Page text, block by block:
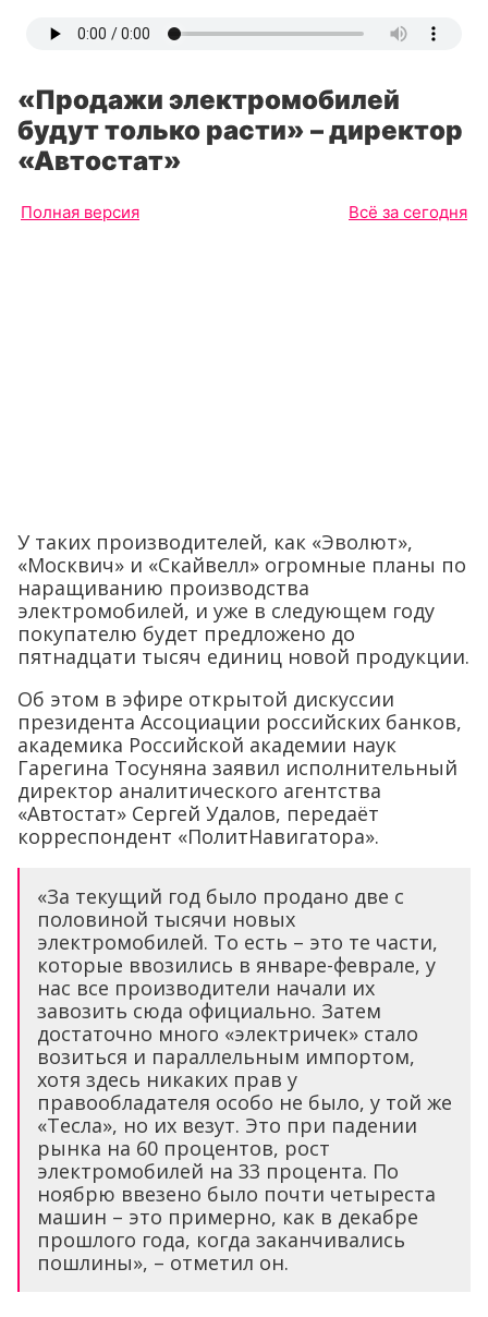
«Продажи электромобилей
будут только расти» – директор
«Автостат»
Полная версия Всё за сегодня
У таких производителей, как «Эволют»,
«Москвич» и «Скайвелл» огромные планы по
наращиванию производства
электромобилей, и уже в следующем году
покупателю будет предложено до
пятнадцати тысяч единиц новой продукции.
Об этом в эфире открытой дискуссии
президента Ассоциации российских банков,
академика Российской академии наук
Гарегина Тосуняна заявил исполнительный
директор аналитического агентства
«Автостат» Сергей Удалов, передаёт
корреспондент «ПолитНавигатора».
«За текущий год было продано две с
половиной тысячи новых
электромобилей. То есть – это те части,
которые ввозились в январе-феврале, у
нас все производители начали их
завозить сюда официально. Затем
достаточно много «электричек» стало
возиться и параллельным импортом,
хотя здесь никаких прав у
правообладателя особо не было, у той же
«Тесла», но их везут. Это при падении
рынка на 60 процентов, рост
электромобилей на 33 процента. По
ноябрю ввезено было почти четыреста
машин – это примерно, как в декабре
прошлого года, когда заканчивались
пошлины», – отметил он.